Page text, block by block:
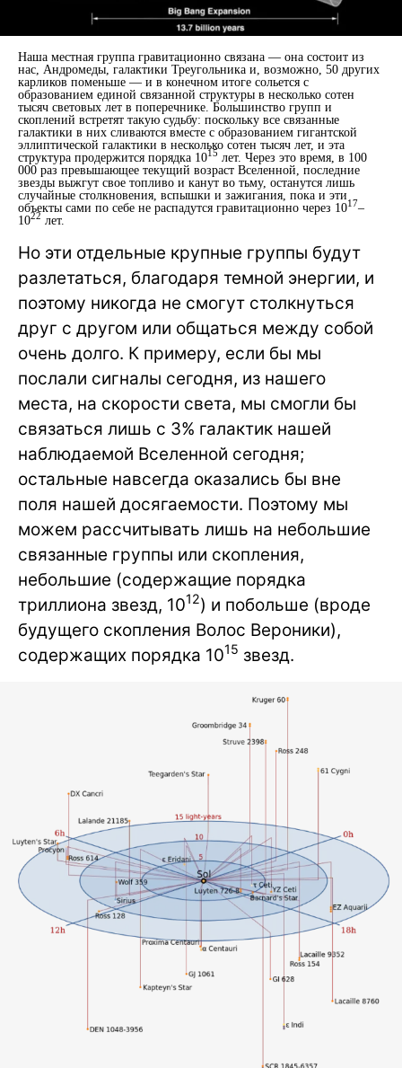
Наша местная группа гравитационно связана — она состоит из
нас, Андромеды, галактики Треугольника и, возможно, 50 других
карликов поменьше — и в конечном итоге сольется с
образованием единой связанной структуры в несколько сотен
тысяч световых лет в поперечнике. Большинство групп и
скоплений встретят такую судьбу: поскольку все связанные
галактики в них сливаются вместе с образованием гигантской
эллиптической галактики в несколько сотен тысяч лет, и эта
структура продержится порядка 1015 лет. Через это время, в 100
000 раз превышающее текущий возраст Вселенной, последние
звезды выжгут свое топливо и канут во тьму, останутся лишь
случайные столкновения, вспышки и зажигания, пока и эти
объекты сами по себе не распадутся гравитационно через 1017–
1022 лет.
Но эти отдельные крупные группы будут
разлетаться, благодаря темной энергии, и
поэтому никогда не смогут столкнуться
друг с другом или общаться между собой
очень долго. К примеру, если бы мы
послали сигналы сегодня, из нашего
места, на скорости света, мы смогли бы
связаться лишь с 3% галактик нашей
наблюдаемой Вселенной сегодня;
остальные навсегда оказались бы вне
поля нашей досягаемости. Поэтому мы
можем рассчитывать лишь на небольшие
связанные группы или скопления,
небольшие (содержащие порядка
триллиона звезд, 1012) и побольше (вроде
будущего скопления Волос Вероники),
содержащих порядка 1015 звезд.